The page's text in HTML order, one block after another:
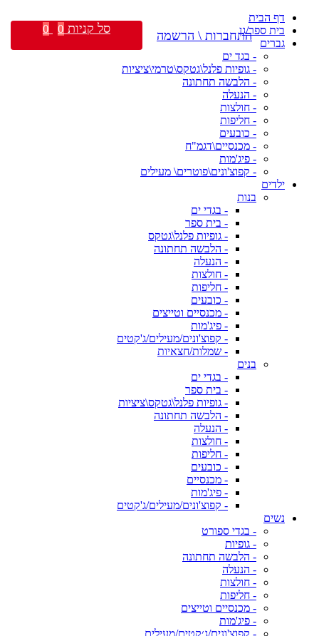
דף הבית
בית ספר/גן
גברים
- בגד ים
- גופיות פלנל\גטקס\טרמי\ציציות
- הלבשה תחתונה
- הנעלה
- חולצות
- חליפות
- כובעים
- מכנסיים\דגמ"ח
- פיג'מות
- קפוצ'ונים\פוטרים\ מעילים
ילדים
בנות
- בגדי ים
- בית ספר
- גופיות פלנל\גטקס
- הלבשה תחתונה
- הנעלה
- חולצות
- חליפות
- כובעים
- מכנסיים וטייצים
- פיג'מות
- קפוצ'ונים/מעילים/ג'קטים
- שמלות/חצאיות
בנים
- בגדי ים
- בית ספר
- גופיות פלנל\גטקס\ציציות
- הלבשה תחתונה
- הנעלה
- חולצות
- חליפות
- כובעים
- מכנסיים
- פיג'מות
- קפוצ'ונים/מעילים/ג'קטים
נשים
- בגדי ספורט
- גופיות
- הלבשה תחתונה
- הנעלה
- חולצות
- חליפות
- מכנסיים וטייצים
- פיג'מות
- קפוצ'ונים/ג׳קטים/מעילים
התחברות \ הרשמה סל קניות 0
0